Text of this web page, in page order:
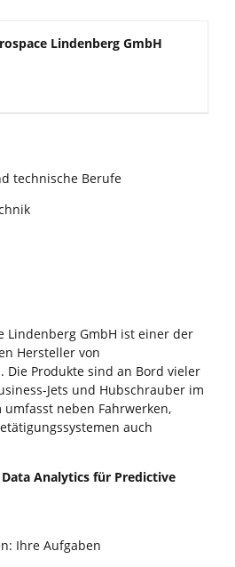
Lindenberg GmbH
technische Berufe
Lindenberg GmbH ist einer der
Hersteller von
Die Produkte sind an Bord vieler
Jets und Hubschrauber im
umfasst neben Fahrwerken,
auch
Analytics für Predictive
Ihre Aufgaben